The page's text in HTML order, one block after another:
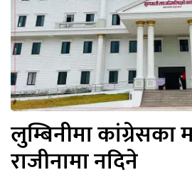
लुम्बिनीमा कांग्रेसका
राजीनामा नदिने